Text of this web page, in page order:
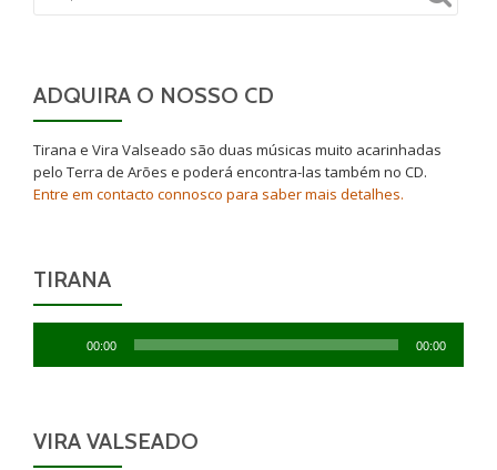
ADQUIRA O NOSSO CD
Tirana e Vira Valseado são duas músicas muito acarinhadas
pelo Terra de Arões e poderá encontra-las também no CD.
Entre em contacto connosco para saber mais detalhes.
TIRANA
00:00 00:00
VIRA VALSEADO